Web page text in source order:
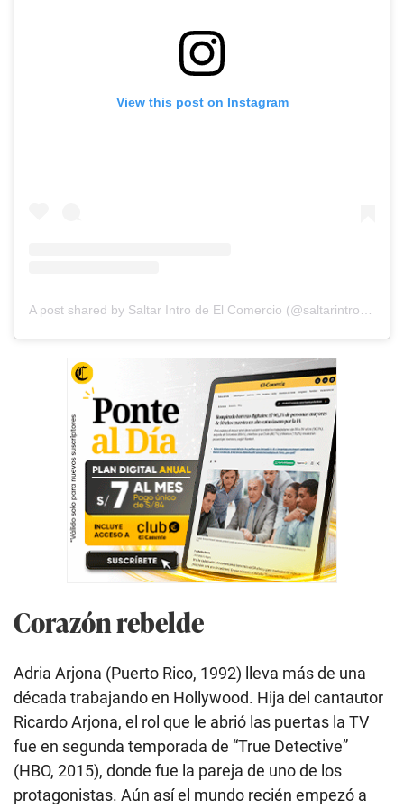
View this post on Instagram
A post shared by Saltar Intro de El Comercio (@saltarintrope)
Corazón rebelde
Adria Arjona (Puerto Rico, 1992) lleva más de una
década trabajando en Hollywood. Hija del cantautor
Ricardo Arjona, el rol que le abrió las puertas la TV
fue en segunda temporada de “True Detective”
(HBO, 2015), donde fue la pareja de uno de los
protagonistas. Aún así el mundo recién empezó a